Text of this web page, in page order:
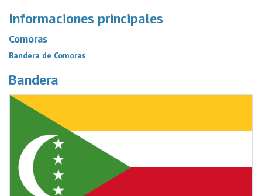
Informaciones principales
Comoras
Bandera de Comoras
Bandera